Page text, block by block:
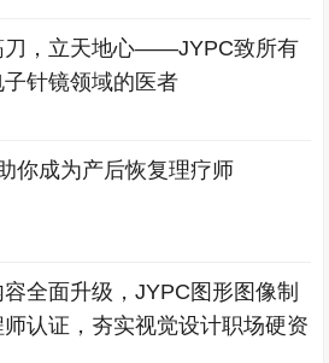
刀，立天地心——JYPC致所有
针镜领域的医者
你成为产后恢复理疗师
全面升级，JYPC图形图像制
认证，夯实视觉设计职场硬资